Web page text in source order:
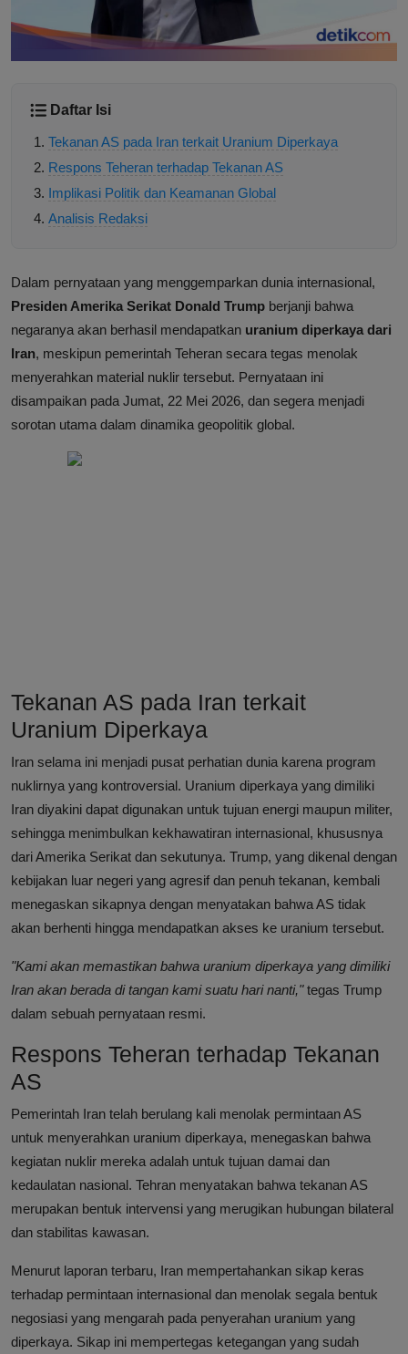
Daftar Isi
Tekanan AS pada Iran terkait Uranium Diperkaya
Respons Teheran terhadap Tekanan AS
Implikasi Politik dan Keamanan Global
Analisis Redaksi
Dalam pernyataan yang menggemparkan dunia internasional,
Presiden Amerika Serikat Donald Trump berjanji bahwa
negaranya akan berhasil mendapatkan uranium diperkaya dari
Iran, meskipun pemerintah Teheran secara tegas menolak
menyerahkan material nuklir tersebut. Pernyataan ini
disampaikan pada Jumat, 22 Mei 2026, dan segera menjadi
sorotan utama dalam dinamika geopolitik global.
Tekanan AS pada Iran terkait
Uranium Diperkaya
Iran selama ini menjadi pusat perhatian dunia karena program
nuklirnya yang kontroversial. Uranium diperkaya yang dimiliki
Iran diyakini dapat digunakan untuk tujuan energi maupun militer,
sehingga menimbulkan kekhawatiran internasional, khususnya
dari Amerika Serikat dan sekutunya. Trump, yang dikenal dengan
kebijakan luar negeri yang agresif dan penuh tekanan, kembali
menegaskan sikapnya dengan menyatakan bahwa AS tidak
akan berhenti hingga mendapatkan akses ke uranium tersebut.
"Kami akan memastikan bahwa uranium diperkaya yang dimiliki
Iran akan berada di tangan kami suatu hari nanti,"tegas Trump
dalam sebuah pernyataan resmi.
Respons Teheran terhadap Tekanan
AS
Pemerintah Iran telah berulang kali menolak permintaan AS
untuk menyerahkan uranium diperkaya, menegaskan bahwa
kegiatan nuklir mereka adalah untuk tujuan damai dan
kedaulatan nasional. Tehran menyatakan bahwa tekanan AS
merupakan bentuk intervensi yang merugikan hubungan bilateral
dan stabilitas kawasan.
Menurut laporan terbaru, Iran mempertahankan sikap keras
terhadap permintaan internasional dan menolak segala bentuk
negosiasi yang mengarah pada penyerahan uranium yang
diperkaya. Sikap ini mempertegas ketegangan yang sudah